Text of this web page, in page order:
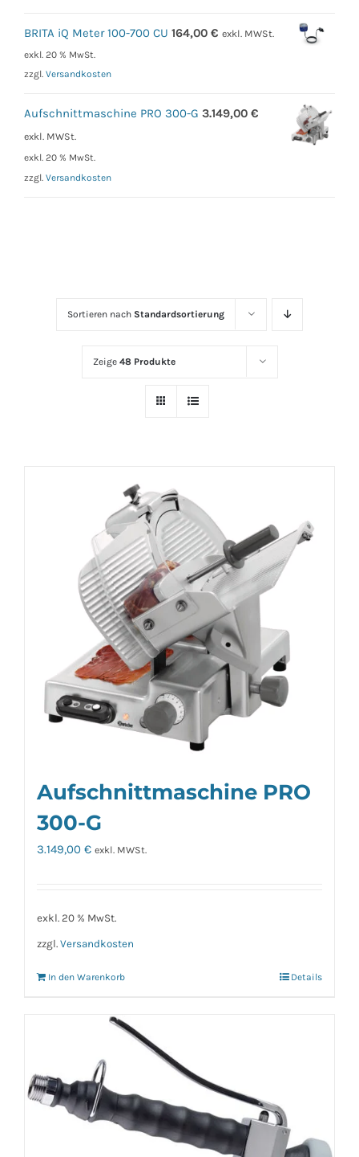
Sortieren nach Standardsortierung
Zeige 48 Produkte
Aufschnittmaschine PRO
300-G
3.149,00 € exkl. MWSt.
exkl. 20 % MwSt.
zzgl. Versandkosten
In den Warenkorb Details
BRITA iQ Meter 100-700 CU 164,00 € exkl. MWSt.
exkl. 20 % MwSt.
zzgl. Versandkosten
Aufschnittmaschine PRO 300-G 3.149,00 €
exkl. MWSt.
exkl. 20 % MwSt.
zzgl. Versandkosten